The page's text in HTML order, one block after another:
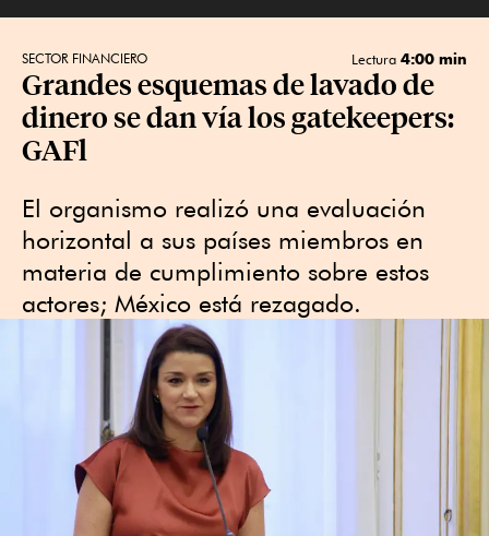
SECTOR FINANCIERO Lectura 4:00 min
Grandes esquemas de lavado de
dinero se dan vía los gatekeepers:
GAFl
El organismo realizó una evaluación
horizontal a sus países miembros en
materia de cumplimiento sobre estos
actores; México está rezagado.